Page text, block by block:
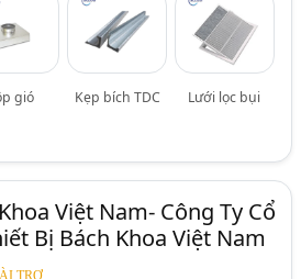
gió Kẹp bích TDC Lưới lọc bụi
Việt Nam- Công Ty Cổ
Bị Bách Khoa Việt Nam
TRỢ